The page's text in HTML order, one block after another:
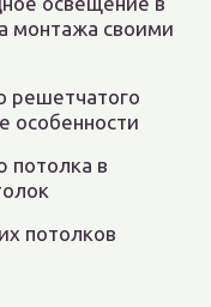
монтажа своими
решетчатого
особенности
потолка в
потолков